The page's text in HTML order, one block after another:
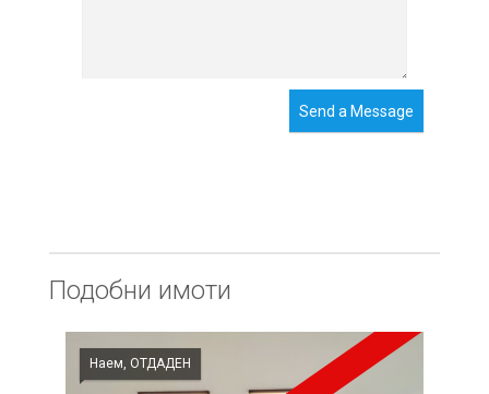
Send a Message
Подобни имоти
Наем, ОТДАДЕН